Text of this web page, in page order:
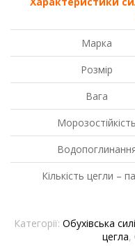
Марка
Розмір
Вага
Морозостійкість
Кількість цегли –
Категорії: Обухівська
цегла,